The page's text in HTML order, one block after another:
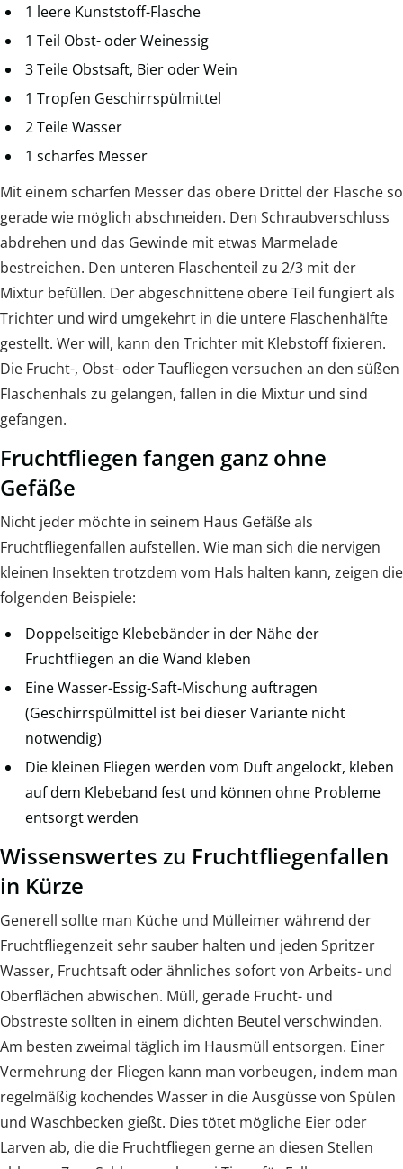
1 leere Kunststoff-Flasche
1 Teil Obst- oder Weinessig
3 Teile Obstsaft, Bier oder Wein
1 Tropfen Geschirrspülmittel
2 Teile Wasser
1 scharfes Messer
Mit einem scharfen Messer das obere Drittel der Flasche so
gerade wie möglich abschneiden. Den Schraubverschluss
abdrehen und das Gewinde mit etwas Marmelade
bestreichen. Den unteren Flaschenteil zu 2/3 mit der
Mixtur befüllen. Der abgeschnittene obere Teil fungiert als
Trichter und wird umgekehrt in die untere Flaschenhälfte
gestellt. Wer will, kann den Trichter mit Klebstoff fixieren.
Die Frucht-, Obst- oder Taufliegen versuchen an den süßen
Flaschenhals zu gelangen, fallen in die Mixtur und sind
gefangen.
Fruchtfliegen fangen ganz ohne
Gefäße
Nicht jeder möchte in seinem Haus Gefäße als
Fruchtfliegenfallen aufstellen. Wie man sich die nervigen
kleinen Insekten trotzdem vom Hals halten kann, zeigen die
folgenden Beispiele:
Doppelseitige Klebebänder in der Nähe der
Fruchtfliegen an die Wand kleben
Eine Wasser-Essig-Saft-Mischung auftragen
(Geschirrspülmittel ist bei dieser Variante nicht
notwendig)
Die kleinen Fliegen werden vom Duft angelockt, kleben
auf dem Klebeband fest und können ohne Probleme
entsorgt werden
Wissenswertes zu Fruchtfliegenfallen
in Kürze
Generell sollte man Küche und Mülleimer während der
Fruchtfliegenzeit sehr sauber halten und jeden Spritzer
Wasser, Fruchtsaft oder ähnliches sofort von Arbeits- und
Oberflächen abwischen. Müll, gerade Frucht- und
Obstreste sollten in einem dichten Beutel verschwinden.
Am besten zweimal täglich im Hausmüll entsorgen. Einer
Vermehrung der Fliegen kann man vorbeugen, indem man
regelmäßig kochendes Wasser in die Ausgüsse von Spülen
und Waschbecken gießt. Dies tötet mögliche Eier oder
Larven ab, die die Fruchtfliegen gerne an diesen Stellen